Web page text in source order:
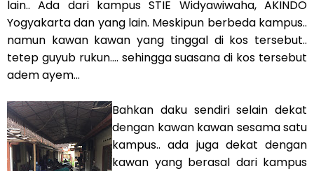
lain.. Ada dari kampus STIE Widyawiwaha, AKINDO
Yogyakarta dan yang lain. Meskipun berbeda kampus..
namun kawan kawan yang tinggal di kos tersebut..
tetep guyub rukun.... sehingga suasana di kos tersebut
adem ayem...
Bahkan daku sendiri selain dekat
dengan kawan kawan sesama satu
kampus.. ada juga dekat dengan
kawan yang berasal dari kampus